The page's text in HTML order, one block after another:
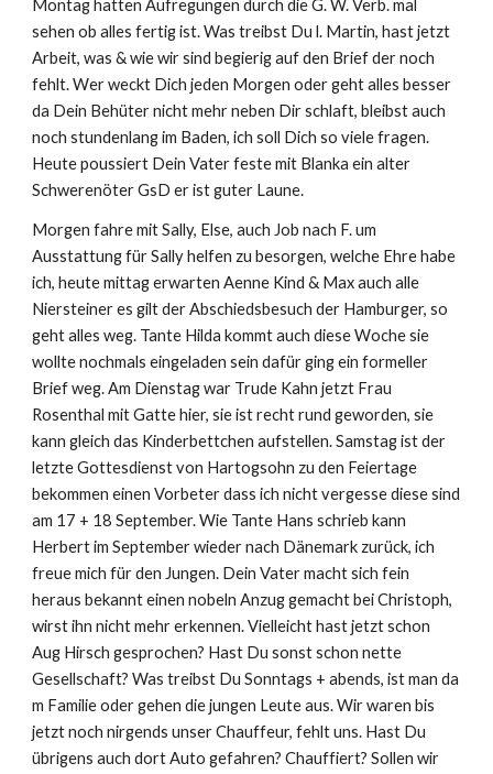
Montag hatten Aufregungen durch die G. W. Verb. mal
sehen ob alles fertig ist. Was treibst Du l. Martin, hast jetzt
Arbeit, was & wie wir sind begierig auf den Brief der noch
fehlt. Wer weckt Dich jeden Morgen oder geht alles besser
da Dein Behüter nicht mehr neben Dir schlaft, bleibst auch
noch stundenlang im Baden, ich soll Dich so viele fragen.
Heute poussiert Dein Vater feste mit Blanka ein alter
Schwerenöter GsD er ist guter Laune.
Morgen fahre mit Sally, Else, auch Job nach F. um
Ausstattung für Sally helfen zu besorgen, welche Ehre habe
ich, heute mittag erwarten Aenne Kind & Max auch alle
Niersteiner es gilt der Abschiedsbesuch der Hamburger, so
geht alles weg. Tante Hilda kommt auch diese Woche sie
wollte nochmals eingeladen sein dafür ging ein formeller
Brief weg. Am Dienstag war Trude Kahn jetzt Frau
Rosenthal mit Gatte hier, sie ist recht rund geworden, sie
kann gleich das Kinderbettchen aufstellen. Samstag ist der
letzte Gottesdienst von Hartogsohn zu den Feiertage
bekommen einen Vorbeter dass ich nicht vergesse diese sind
am 17 + 18 September. Wie Tante Hans schrieb kann
Herbert im September wieder nach Dänemark zurück, ich
freue mich für den Jungen. Dein Vater macht sich fein
heraus bekannt einen nobeln Anzug gemacht bei Christoph,
wirst ihn nicht mehr erkennen. Vielleicht hast jetzt schon
Aug Hirsch gesprochen? Hast Du sonst schon nette
Gesellschaft? Was treibst Du Sonntags + abends, ist man da
m Familie oder gehen die jungen Leute aus. Wir waren bis
jetzt noch nirgends unser Chauffeur, fehlt uns. Hast Du
übrigens auch dort Auto gefahren? Chauffiert? Sollen wir